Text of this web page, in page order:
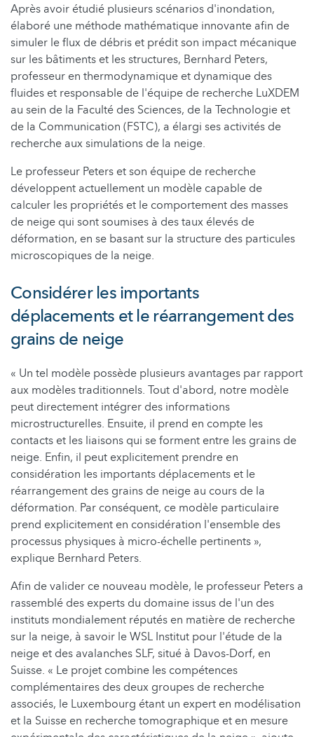
Après avoir étudié plusieurs scénarios d'inondation,
élaboré une méthode mathématique innovante afin de
simuler le flux de débris et prédit son impact mécanique
sur les bâtiments et les structures, Bernhard Peters,
professeur en thermodynamique et dynamique des
fluides et responsable de l'équipe de recherche LuXDEM
au sein de la Faculté des Sciences, de la Technologie et
de la Communication (FSTC), a élargi ses activités de
recherche aux simulations de la neige.
Le professeur Peters et son équipe de recherche
développent actuellement un modèle capable de
calculer les propriétés et le comportement des masses
de neige qui sont soumises à des taux élevés de
déformation, en se basant sur la structure des particules
microscopiques de la neige.
Considérer les importants
déplacements et le réarrangement des
grains de neige
« Un tel modèle possède plusieurs avantages par rapport
aux modèles traditionnels. Tout d'abord, notre modèle
peut directement intégrer des informations
microstructurelles. Ensuite, il prend en compte les
contacts et les liaisons qui se forment entre les grains de
neige. Enfin, il peut explicitement prendre en
considération les importants déplacements et le
réarrangement des grains de neige au cours de la
déformation. Par conséquent, ce modèle particulaire
prend explicitement en considération l'ensemble des
processus physiques à micro-échelle pertinents »,
explique Bernhard Peters.
Afin de valider ce nouveau modèle, le professeur Peters a
rassemblé des experts du domaine issus de l'un des
instituts mondialement réputés en matière de recherche
sur la neige, à savoir le WSL Institut pour l'étude de la
neige et des avalanches SLF, situé à Davos-Dorf, en
Suisse. « Le projet combine les compétences
complémentaires des deux groupes de recherche
associés, le Luxembourg étant un expert en modélisation
et la Suisse en recherche tomographique et en mesure